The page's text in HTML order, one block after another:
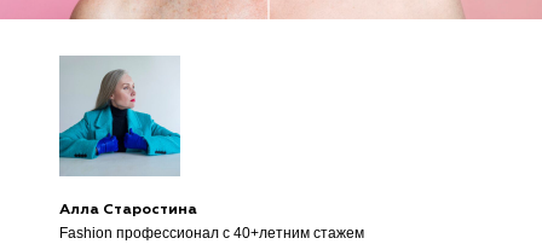
Алла Старостина
Fashion профессионал с 40+летним стажем